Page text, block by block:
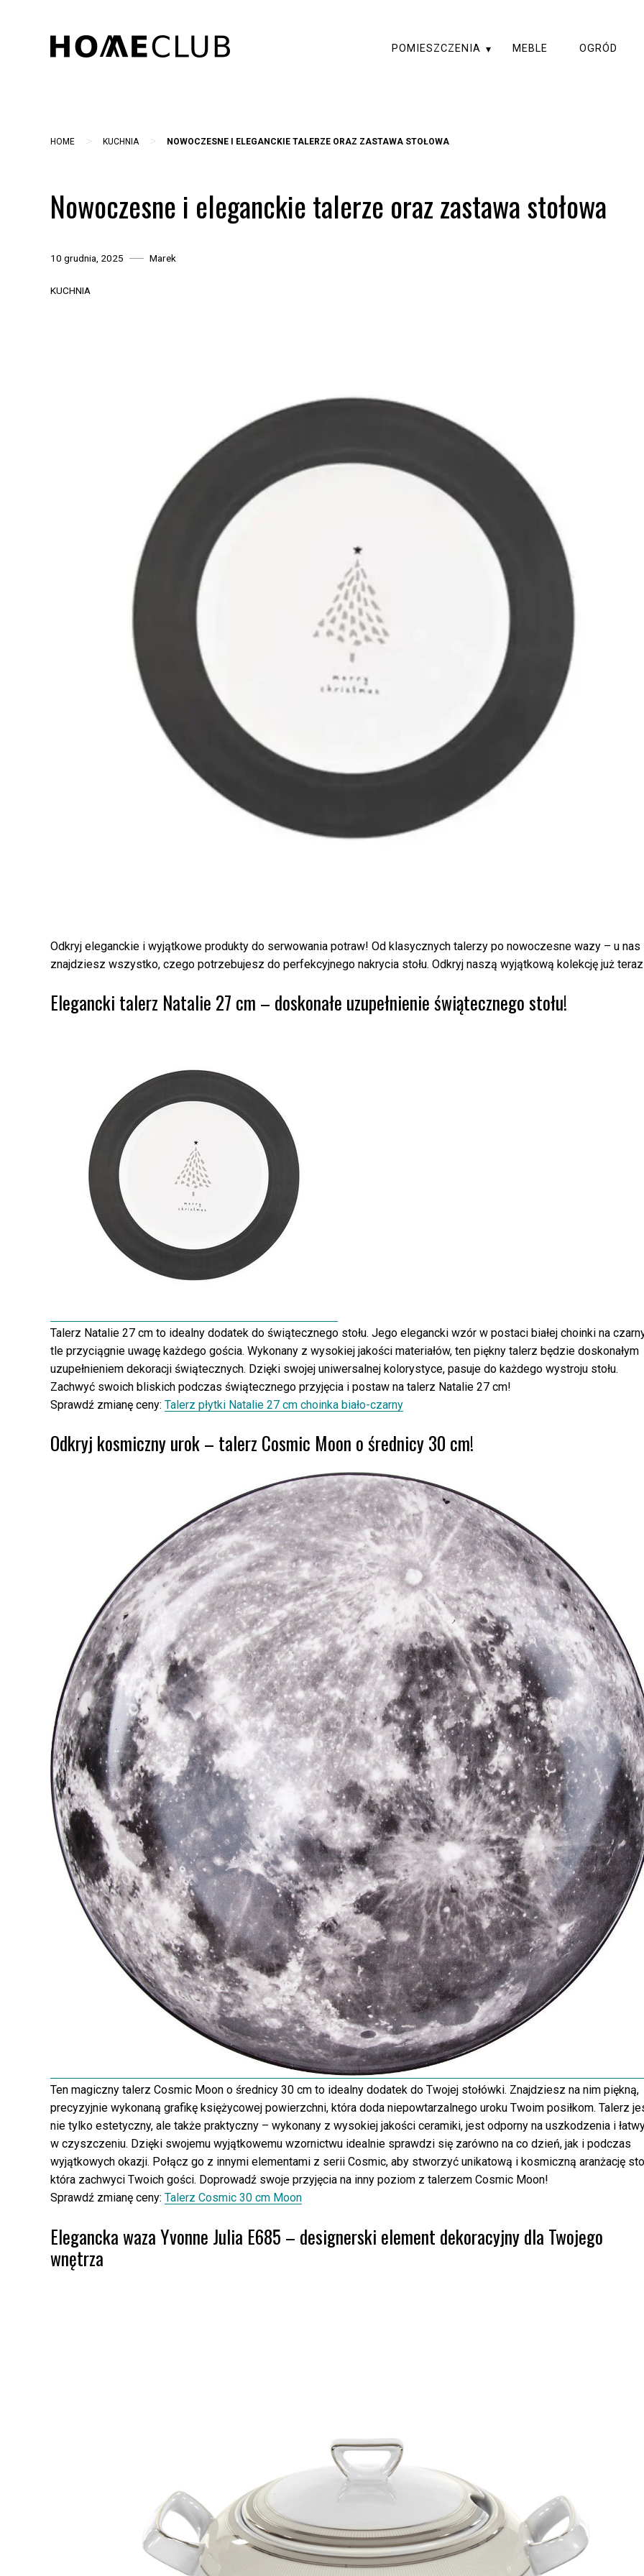
POMIESZCZENIA MEBLE OGRÓD
HOME > KUCHNIA > NOWOCZESNE I ELEGANCKIE TALERZE ORAZ ZASTAWA STOŁOWA
Nowoczesne i eleganckie talerze oraz zastawa stołowa
10 grudnia, 2025 Marek
KUCHNIA
Odkryj eleganckie i wyjątkowe produkty do serwowania potraw! Od klasycznych talerzy po nowoczesne wazy – u nas
znajdziesz wszystko, czego potrzebujesz do perfekcyjnego nakrycia stołu. Odkryj naszą wyjątkową kolekcję już
Elegancki talerz Natalie 27 cm – doskonałe uzupełnienie świątecznego stołu!
Talerz Natalie 27 cm to idealny dodatek do świątecznego stołu. Jego elegancki wzór w postaci białej choinki na
tle przyciągnie uwagę każdego gościa. Wykonany z wysokiej jakości materiałów, ten piękny talerz będzie doskonałym
uzupełnieniem dekoracji świątecznych. Dzięki swojej uniwersalnej kolorystyce, pasuje do każdego wystroju stołu.
Zachwyć swoich bliskich podczas świątecznego przyjęcia i postaw na talerz Natalie 27 cm!
Sprawdź zmianę ceny: Talerz płytki Natalie 27 cm choinka biało-czarny
Odkryj kosmiczny urok – talerz Cosmic Moon o średnicy 30 cm!
Ten magiczny talerz Cosmic Moon o średnicy 30 cm to idealny dodatek do Twojej stołówki. Znajdziesz na nim piękną,
precyzyjnie wykonaną grafikę księżycowej powierzchni, która doda niepowtarzalnego uroku Twoim posiłkom. Talerz
nie tylko estetyczny, ale także praktyczny – wykonany z wysokiej jakości ceramiki, jest odporny na uszkodzenia i
w czyszczeniu. Dzięki swojemu wyjątkowemu wzornictwu idealnie sprawdzi się zarówno na co dzień, jak i podczas
wyjątkowych okazji. Połącz go z innymi elementami z serii Cosmic, aby stworzyć unikatową i kosmiczną aranżację
która zachwyci Twoich gości. Doprowadź swoje przyjęcia na inny poziom z talerzem Cosmic Moon!
Sprawdź zmianę ceny: Talerz Cosmic 30 cm Moon
Elegancka waza Yvonne Julia E685 – designerski element dekoracyjny dla Twojego
wnętrza